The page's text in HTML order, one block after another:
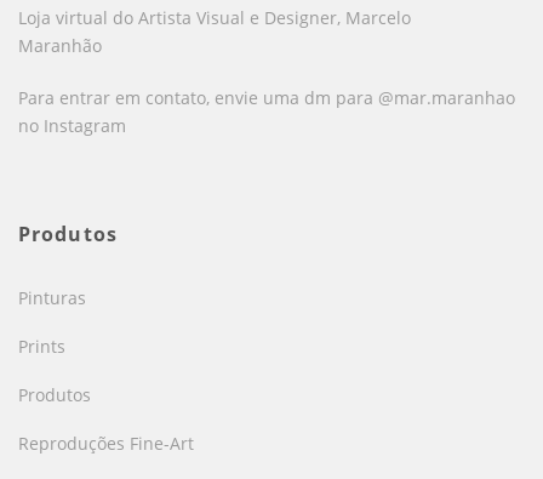
Loja virtual do Artista Visual e Designer, Marcelo
Maranhão
Para entrar em contato, envie uma dm para @mar.maranhao
no Instagram
Produtos
Pinturas
Prints
Produtos
Reproduções Fine-Art